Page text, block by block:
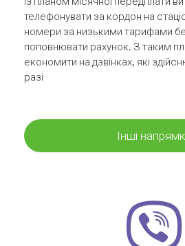
телефонувати за кордон на
номери за низькими тарифами
поповнювати рахунок. З таким
економити на дзвінках, які
разі
Інші